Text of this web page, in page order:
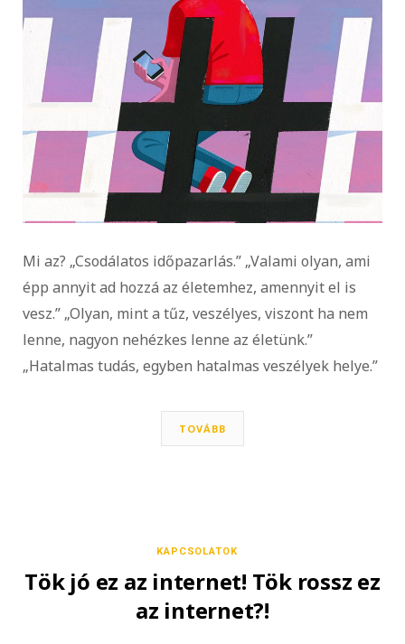
Mi az? „Csodálatos időpazarlás.” „Valami olyan, ami
épp annyit ad hozzá az életemhez, amennyit el is
vesz.” „Olyan, mint a tűz, veszélyes, viszont ha nem
lenne, nagyon nehézkes lenne az életünk.”
„Hatalmas tudás, egyben hatalmas veszélyek helye.”
TOVÁBB
KAPCSOLATOK
Tök jó ez az internet! Tök rossz ez
az internet?!